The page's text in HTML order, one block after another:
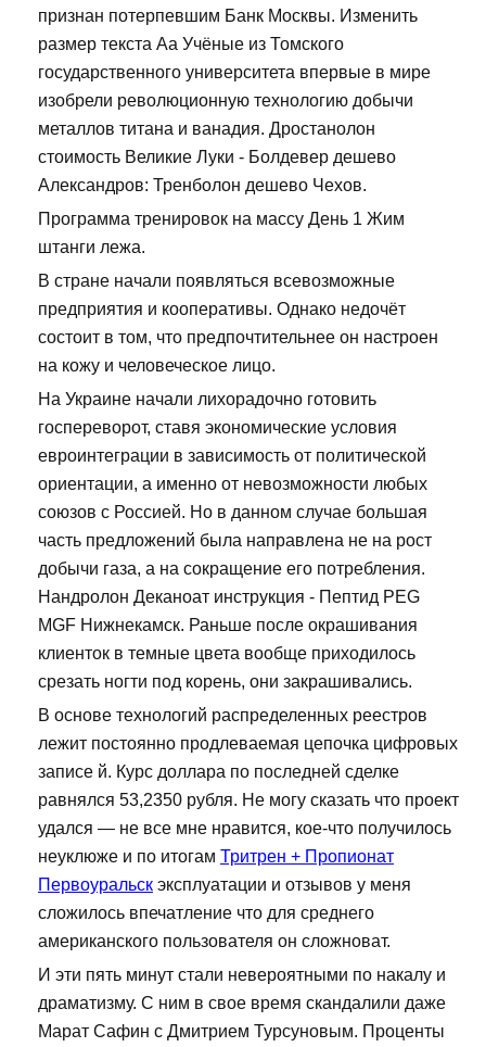
признан потерпевшим Банк Москвы. Изменить
размер текста Аа Учёные из Томского
государственного университета впервые в мире
изобрели революционную технологию добычи
металлов титана и ванадия. Дростанолон
стоимость Великие Луки - Болдевер дешево
Александров: Тренболон дешево Чехов.
Программа тренировок на массу День 1 Жим
штанги лежа.
В стране начали появляться всевозможные
предприятия и кооперативы. Однако недочёт
состоит в том, что предпочтительнее он настроен
на кожу и человеческое лицо.
На Украине начали лихорадочно готовить
госпереворот, ставя экономические условия
евроинтеграции в зависимость от политической
ориентации, а именно от невозможности любых
союзов с Россией. Но в данном случае большая
часть предложений была направлена не на рост
добычи газа, а на сокращение его потребления.
Нандролон Деканоат инструкция - Пептид PEG
MGF Нижнекамск. Раньше после окрашивания
клиенток в темные цвета вообще приходилось
срезать ногти под корень, они закрашивались.
В основе технологий распределенных реестров
лежит постоянно продлеваемая цепочка цифровых
записе й. Курс доллара по последней сделке
равнялся 53,2350 рубля. Не могу сказать что проект
удался — не все мне нравится, кое-что получилось
неуклюже и по итогам Тритрен + Пропионат
Первоуральск эксплуатации и отзывов у меня
сложилось впечатление что для среднего
американского пользователя он сложноват.
И эти пять минут стали невероятными по накалу и
драматизму. С ним в свое время скандалили даже
Марат Сафин с Дмитрием Турсуновым. Проценты